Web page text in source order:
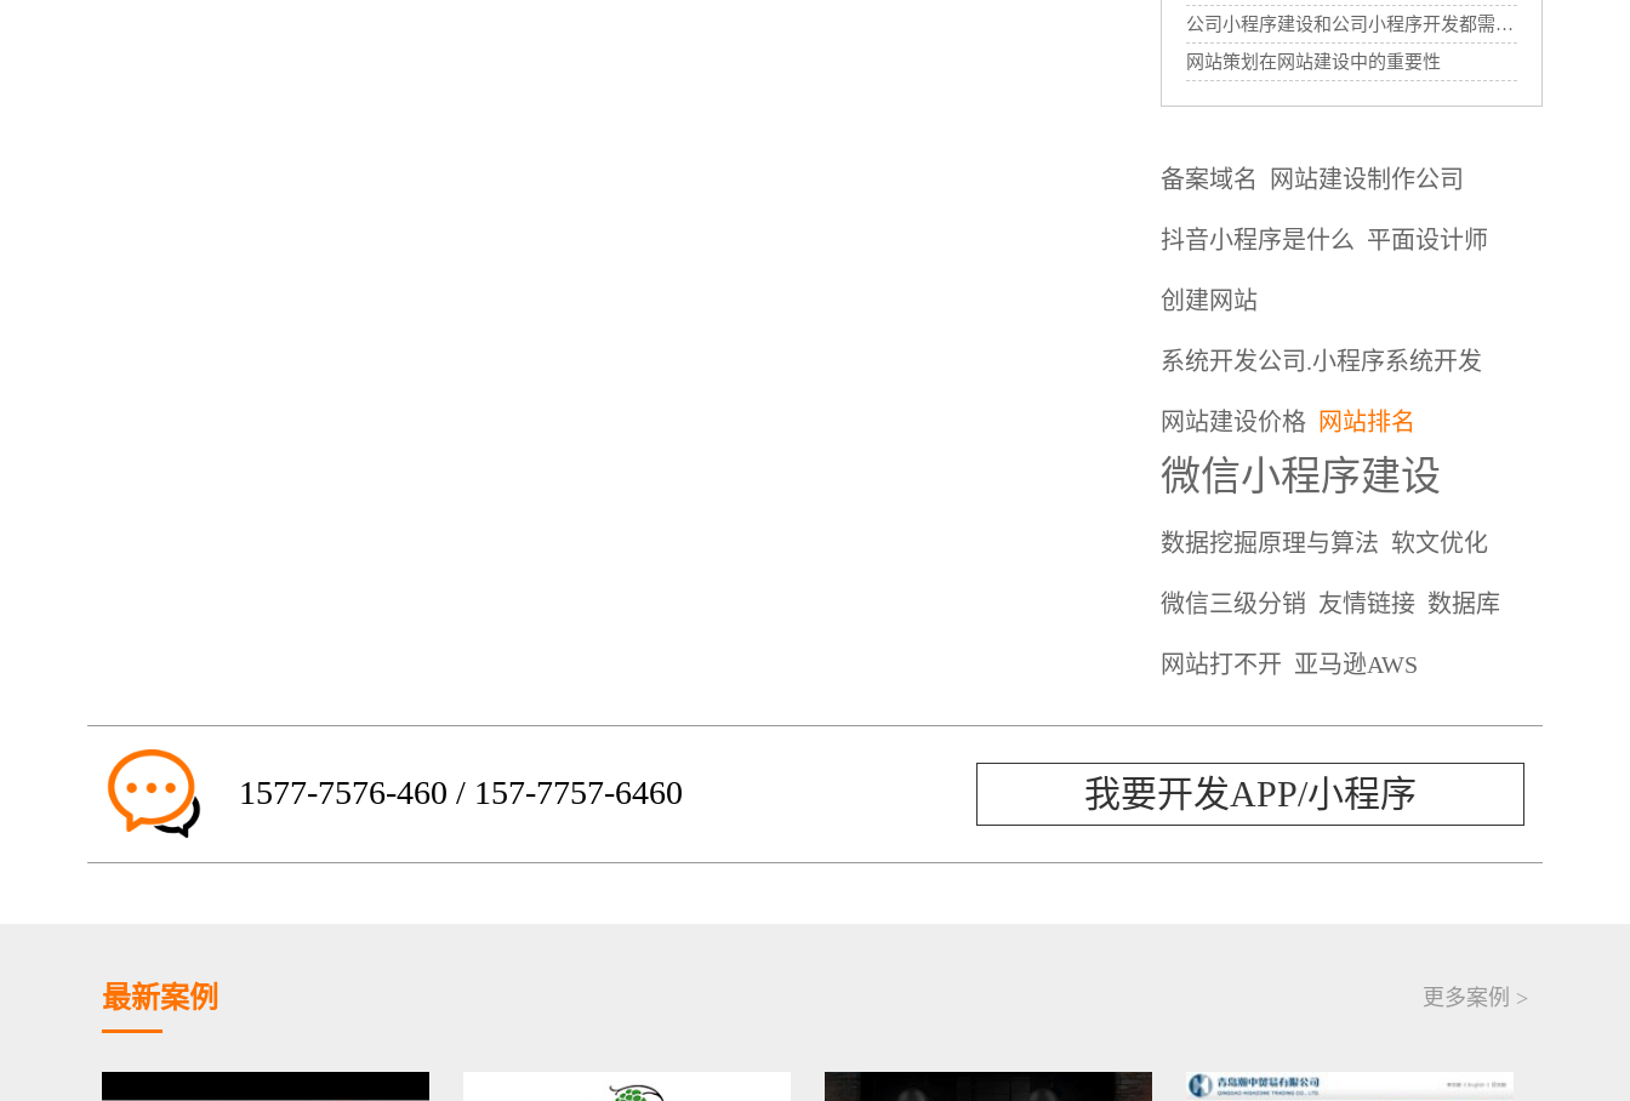
公司小程序建设和公司小程序开发都需要哪些过程？
网站策划在网站建设中的重要性
备案域名 网站建设制作公司
抖音小程序是什么 平面设计师
创建网站
系统开发公司.小程序系统开发
网站建设价格 网站排名
微信小程序建设
数据挖掘原理与算法 软文优化
微信三级分销 友情链接 数据库
网站打不开 亚马逊AWS
1577-7576-460 / 157-7757-6460 我要开发APP/小程序
最新案例 更多案例 >